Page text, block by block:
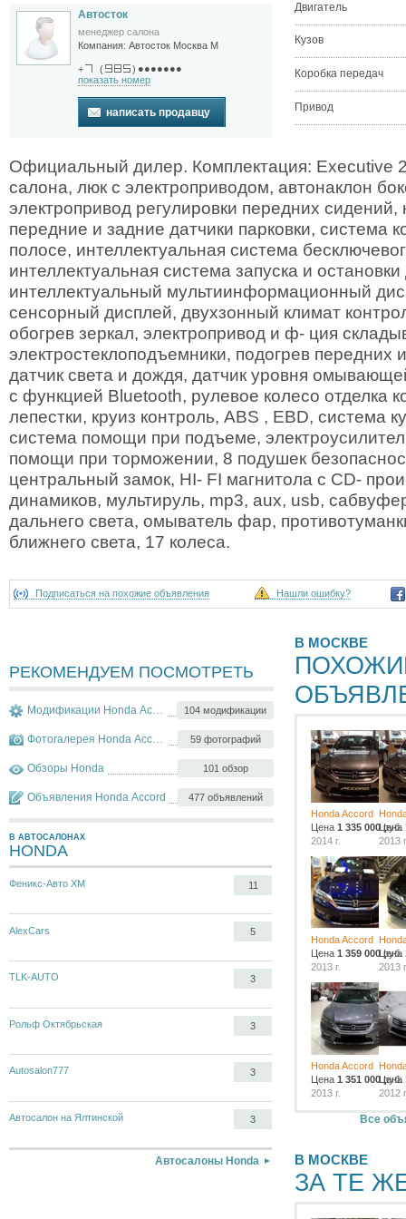
Автосток
менеджер салона
Компания: Автосток Москва М
+ ( ) ●●●●●●●
показать номер
написать продавцу
Двигатель
Кузов
Коробка передач
Привод
Официальный дилер. Комплектация: Executive
салона, люк с электроприводом, автонаклон
электропривод регулировки передних сидений,
передние и задние датчики парковки, система
полосе, интеллектуальная система
интеллектуальная система запуска и остановки
интеллектуальный мультиинформационный
сенсорный дисплей, двухзонный климат
обогрев зеркал, электропривод и ф- ция
электростеклоподъемники, подогрев передних
датчик света и дождя, датчик уровня
с функцией Bluetooth, рулевое колесо отделка
лепестки, круиз контроль, ABS , EBD, система
система помощи при подъеме,
помощи при торможении, 8 подушек
центральный замок, HI- FI магнитола с CD-
динамиков, мультируль, mp3, aux, usb,
дальнего света, омыватель фар,
ближнего света, 17 колеса.
Подписаться на похожие объявления Нашли ошибку?
РЕКОМЕНДУЕМ ПОСМОТРЕТЬ
104 модификации
Модификации Honda Accord
59 фотографий
Фотогалерея Honda Accord
101 обзор
Обзоры Honda
477 объявлений
Объявления Honda Accord
В АВТОСАЛОНАХ
HONDA
Феникс-Авто ХМ 11
AlexCars 5
TLK-AUTO 3
Рольф Октябрьская 3
Autosalon777 3
Автосалон на Ялтинской 3
Автосалоны Honda
В МОСКВЕ
Honda Accord
Цена 1 335 000 руб.
2014 г.
Цена
2013
Honda Accord
Цена 1 359 000 руб.
2013 г.
Цена
2013
Honda Accord
Цена 1 351 000 руб.
2013 г.
Цена
2012
Все
В МОСКВЕ
ЗА ТЕ